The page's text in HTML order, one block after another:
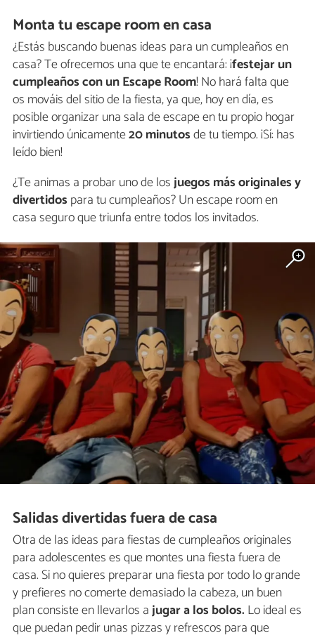
Monta tu escape room en casa
¿Estás buscando buenas ideas para un cumpleaños en
casa? Te ofrecemos una que te encantará: ¡festejar un
cumpleaños con un Escape Room! No hará falta que
os mováis del sitio de la fiesta, ya que, hoy en día, es
posible organizar una sala de escape en tu propio hogar
invirtiendo únicamente20 minutosde tu tiempo. ¡Sí: has
leído bien!
¿Te animas a probar uno de losjuegos más originales y
divertidos para tu cumpleaños? Un escape room en
casa seguro que triunfa entre todos los invitados.
Salidas divertidas fuera de casa
Otra de las ideas para fiestas de cumpleaños originales
para adolescentes es que montes una fiesta fuera de
casa. Si no quieres preparar una fiesta por todo lo grande
y prefieres no comerte demasiado la cabeza, un buen
plan consiste en llevarlos ajugar a los bolos.Lo ideal es
que puedan pedir unas pizzas y refrescos para que